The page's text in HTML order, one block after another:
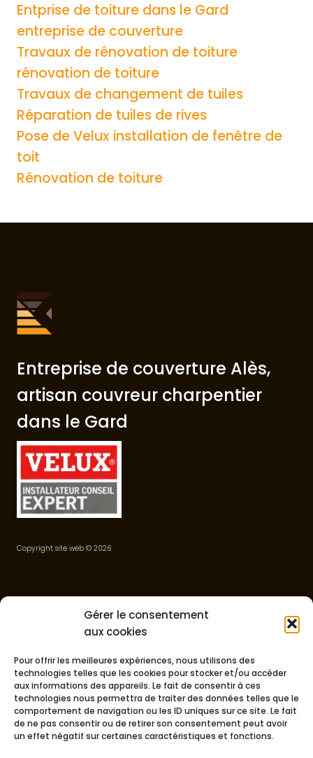
Gérer le consentement
aux cookies
Pour offrir les meilleures expériences, nous utilisons des
technologies telles que les cookies pour stocker et/ou accéder
aux informations des appareils. Le fait de consentir à ces
technologies nous permettra de traiter des données telles que le
comportement de navigation ou les ID uniques sur ce site. Le fait
de ne pas consentir ou de retirer son consentement peut avoir
un effet négatif sur certaines caractéristiques et fonctions.
Entprise de toiture dans le Gard
entreprise de couverture
Travaux de rénovation de toiture
rénovation de toiture
Travaux de changement de tuiles
Réparation de tuiles de rives
Pose de Velux installation de fenêtre de
toit
Rénovation de toiture
Entreprise de couverture Alès,
artisan couvreur charpentier
dans le Gard
Copyright site web © 2026
21 rue du Faubourg du Soleil
Ouvert du Lundi au Samedi
De 8h00 à 19h00
06 44 97 29 27
clcouvreur30@gmail.com